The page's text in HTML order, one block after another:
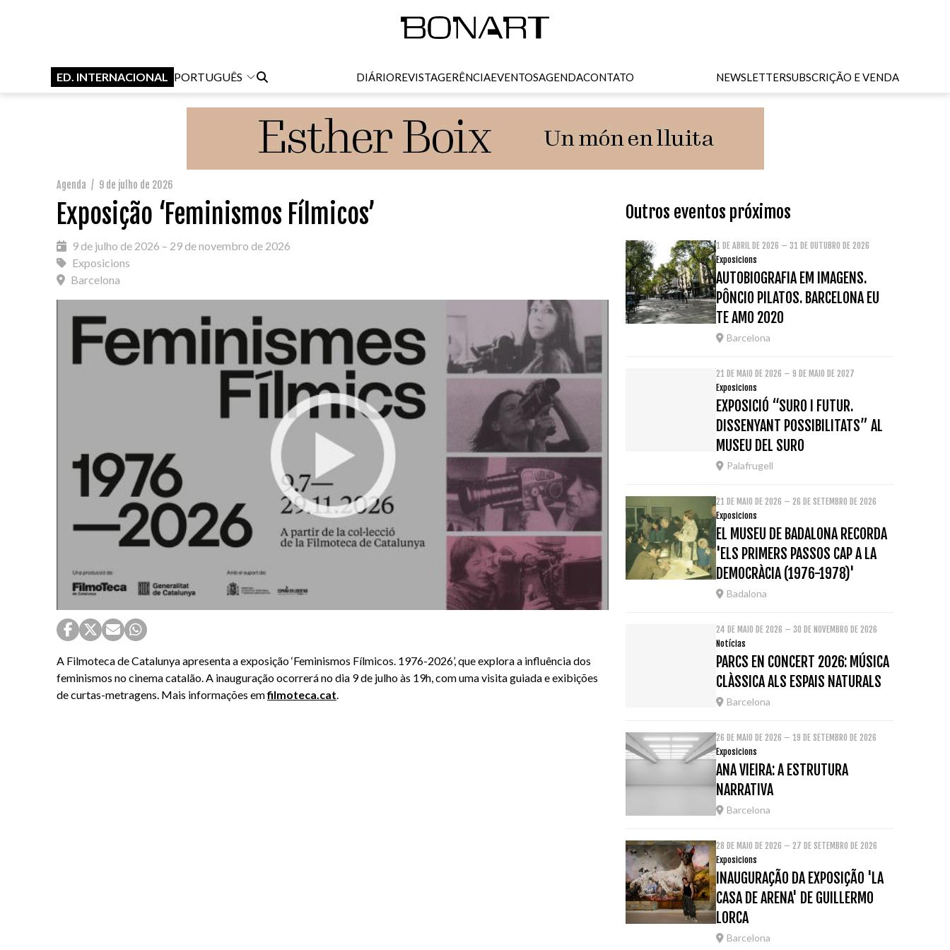
ED. INTERNACIONAL PORTUGUÊS DIÁRIOREVISTAGERÊNCIAEVENTOSAGENDACONTATO NEWSLETTERSUBSCRIÇÃO E VENDA
Agenda / 9 de julho de 2026
Exposição ‘Feminismos Fílmicos’
9 de julho de 2026 – 29 de novembro de 2026
Exposicions
Barcelona
A Filmoteca de Catalunya apresenta a exposição ‘Feminismos Fílmicos. 1976-2026’, que explora a influência dos
feminismos no cinema catalão. A inauguração ocorrerá no dia 9 de julho às 19h, com uma visita guiada e exibições
de curtas-metragens. Mais informações emfilmoteca.cat.
Outros eventos próximos
1 DE ABRIL DE 2026 – 31 DE OUTUBRO DE 2026
Exposicions
AUTOBIOGRAFIA EM IMAGENS.
PÔNCIO PILATOS. BARCELONA EU
TE AMO 2020
Barcelona
21 DE MAIO DE 2026 – 9 DE MAIO DE 2027
Exposicions
EXPOSICIÓ “SURO I FUTUR.
DISSENYANT POSSIBILITATS” AL
MUSEU DEL SURO
Palafrugell
21 DE MAIO DE 2026 – 26 DE SETEMBRO DE 2026
Exposicions
EL MUSEU DE BADALONA RECORDA
'ELS PRIMERS PASSOS CAP A LA
DEMOCRÀCIA (1976-1978)'
Badalona
24 DE MAIO DE 2026 – 30 DE NOVEMBRO DE 2026
Notícias
PARCS EN CONCERT 2026: MÚSICA
CLÀSSICA ALS ESPAIS NATURALS
Barcelona
26 DE MAIO DE 2026 – 19 DE SETEMBRO DE 2026
Exposicions
ANA VIEIRA: A ESTRUTURA
NARRATIVA
Barcelona
28 DE MAIO DE 2026 – 27 DE SETEMBRO DE 2026
Exposicions
INAUGURAÇÃO DA EXPOSIÇÃO 'LA
CASA DE ARENA' DE GUILLERMO
LORCA
Barcelona